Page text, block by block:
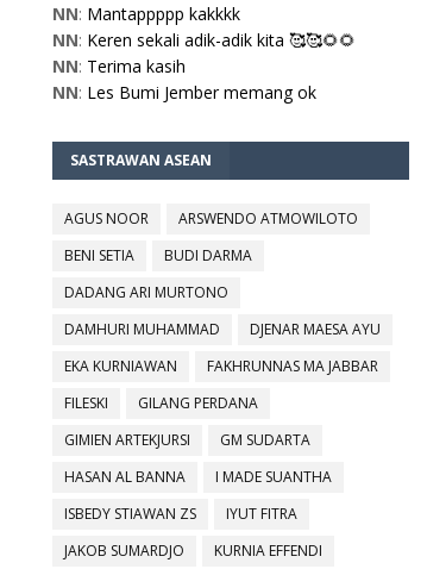
NN: Mantappppp kakkkk
NN: Keren sekali adik-adik kita 🥰🥰🌻🌻
NN: Terima kasih
NN: Les Bumi Jember memang ok
SASTRAWAN ASEAN
AGUS NOOR
ARSWENDO ATMOWILOTO
BENI SETIA
BUDI DARMA
DADANG ARI MURTONO
DAMHURI MUHAMMAD
DJENAR MAESA AYU
EKA KURNIAWAN
FAKHRUNNAS MA JABBAR
FILESKI
GILANG PERDANA
GIMIEN ARTEKJURSI
GM SUDARTA
HASAN AL BANNA
I MADE SUANTHA
ISBEDY STIAWAN ZS
IYUT FITRA
JAKOB SUMARDJO
KURNIA EFFENDI